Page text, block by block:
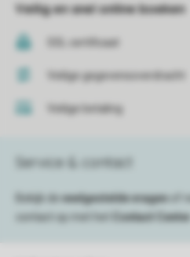
Veilig en snel online boeken
SSL certificaat
Veilige gegevensoverdracht
Veilige betaling
Service & contact
Bekijk de veelgestelde vragen
of
contact op met het
Contact Center